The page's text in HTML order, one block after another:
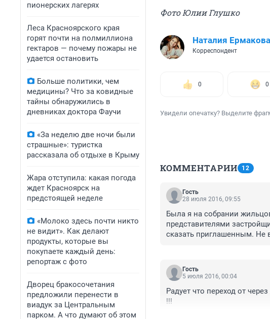
пионерских лагерях
Леса Красноярского края
горят почти на полмиллиона
гектаров — почему пожары не
удается остановить
Больше политики, чем
медицины? Что за ковидные
тайны обнаружились в
дневниках доктора Фаучи
«За неделю две ночи были
страшные»: туристка
рассказала об отдыхе в Крыму
Жара отступила: какая погода
ждет Красноярск на
предстоящей неделе
«Молоко здесь почти никто
не видит». Как делают
продукты, которые вы
покупаете каждый день:
репортаж с фото
Дворец бракосочетания
предложили перенести в
виадук за Центральным
парком. А что думают об этом
Фото Юлии Глушко
Наталия Ермакова
Корреспондент
0 0
Увидели опечатку? Выделите
КОММЕНТАРИИ 12
Гость
28 июля 2016, 09:55
Была я на собрании
представителями
сказать приглашенным. Не
администрация что-то
ни у других. Посидели в
внести внятные
Гость
5 июля 2016, 00:04
Радует что переход от
!!!